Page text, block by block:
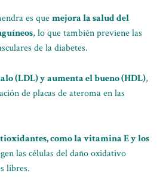
es quemejora la salud del
, lo que también previene las
de la diabetes.
(LDL) y aumenta el bueno (HDL),
de placas de ateroma en las
como la vitamina E y los
las células del daño oxidativo
libres.